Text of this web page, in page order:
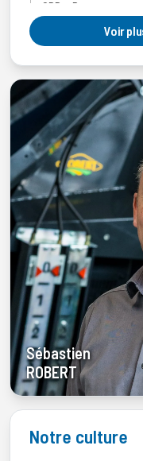
CDD > Permanent
Andenne, Belgique
Voir
Sébastien
ROBERT
Notre culture